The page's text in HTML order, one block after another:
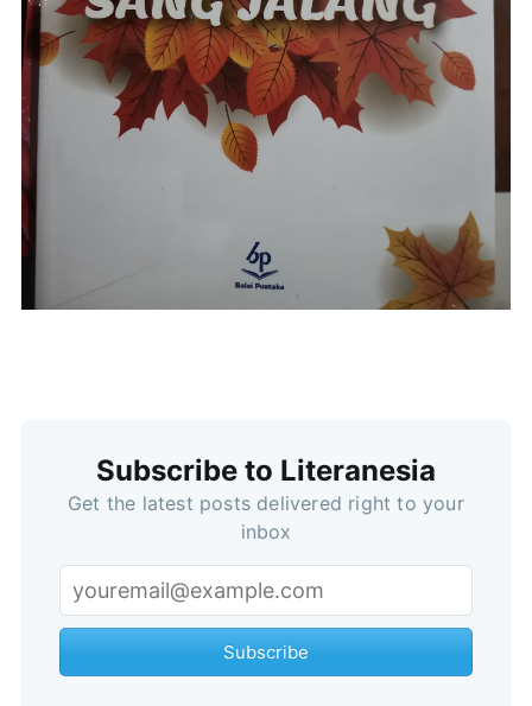
Subscribe to Literanesia
Get the latest posts delivered right to your
inbox
Subscribe